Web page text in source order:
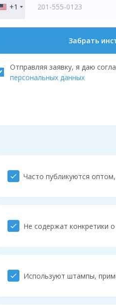
United
+1
Забрать
Отправляя заявку, я даю
персональных данных
check Часто публикуются
check Не содержат конкретики
check Используют штампы,